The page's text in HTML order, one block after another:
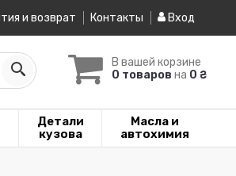
и возврат Контакты Вход
В вашей корзине
0 товаров на 0 ₴
Детали
кузова
Масла и
автохимия